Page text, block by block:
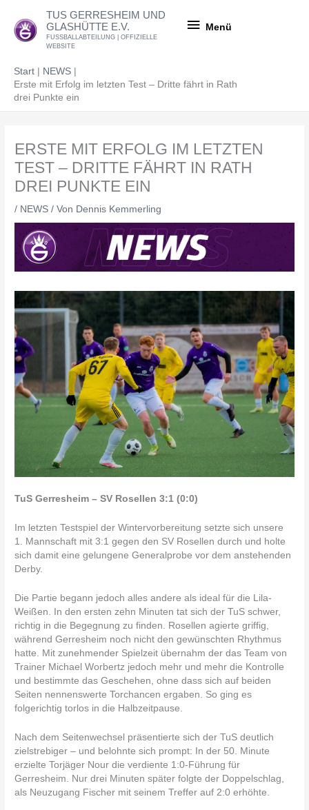
Inhalt
springen
TUS GERRESHEIM UND
GLASHÜTTE E.V.
FUSSBALLABTEILUNG | OFFIZIELLE
WEBSITE
Menü
Start
NEWS
Erste mit Erfolg im letzten Test – Dritte fährt in Rath
drei Punkte ein
ERSTE MIT ERFOLG IM LETZTEN
TEST – DRITTE FÄHRT IN RATH
DREI PUNKTE EIN
/ NEWS / Von Dennis Kemmerling
TuS Gerresheim – SV Rosellen 3:1 (0:0)
Im letzten Testspiel der Wintervorbereitung setzte sich unsere
1. Mannschaft mit 3:1 gegen den SV Rosellen durch und holte
sich damit eine gelungene Generalprobe vor dem anstehenden
Derby.
Die Partie begann jedoch alles andere als ideal für die Lila-
Weißen. In den ersten zehn Minuten tat sich der TuS schwer,
richtig in die Begegnung zu finden. Rosellen agierte griffig,
während Gerresheim noch nicht den gewünschten Rhythmus
hatte. Mit zunehmender Spielzeit übernahm der das Team von
Trainer Michael Worbertz jedoch mehr und mehr die Kontrolle
und bestimmte das Geschehen, ohne dass sich auf beiden
Seiten nennenswerte Torchancen ergaben. So ging es
folgerichtig torlos in die Halbzeitpause.
Nach dem Seitenwechsel präsentierte sich der TuS deutlich
zielstrebiger – und belohnte sich prompt: In der 50. Minute
erzielte Torjäger Nour die verdiente 1:0-Führung für
Gerresheim. Nur drei Minuten später folgte der Doppelschlag,
als Neuzugang Fischer mit seinem Treffer auf 2:0 erhöhte.